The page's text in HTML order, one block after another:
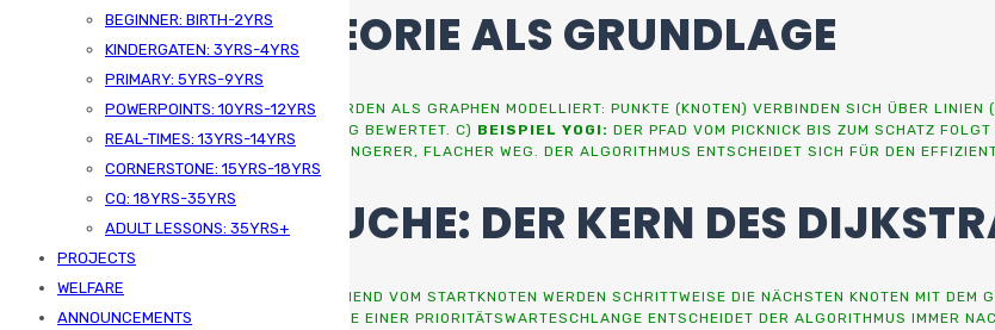
BEGINNER: BIRTH-2YRS
KINDERGATEN: 3YRS-4YRS
PRIMARY: 5YRS-9YRS
POWERPOINTS: 10YRS-12YRS
REAL-TIMES: 13YRS-14YRS
CORNERSTONE: 15YRS-18YRS
CQ: 18YRS-35YRS
ADULT LESSONS: 35YRS+
PROJECTS
WELFARE
ANNOUNCEMENTS
2. GRAPHENTHEORIE ALS GRUNDLAGE
KNOTEN UND KANTEN:NETZWERKE WERDEN ALS GRAPHEN MODELLIERT: PUNKTE (KNOTEN) VERBINDEN SICH ÜBER LINIEN
DISTANZ, ZEIT ODER ENERGIE –, DIE DEN WEG BEWERTET. C) BEISPIEL YOGI: DER PFAD VOM PICKNICK BIS ZUM SCHATZ
HÜGEL KOSTET MEHR „ENERGIE“ ALS EIN LÄNGERER, FLACHER WEG. DER ALGORITHMUS ENTSCHEIDET SICH FÜR DEN
3. EFFIZIENTE SUCHE: DER KERN DES
SCHRITTWEISE ERMITTLUNG:
AUSGEHEND VOM STARTKNOTEN WERDEN SCHRITTWEISE DIE NÄCHSTEN KNOTEN MIT DEM
PRIORITÄTSWARTESCHLANGEN:
MITHILFE EINER PRIORITÄTSWARTESCHLANGE ENTSCHEIDET DER ALGORITHMUS IMMER